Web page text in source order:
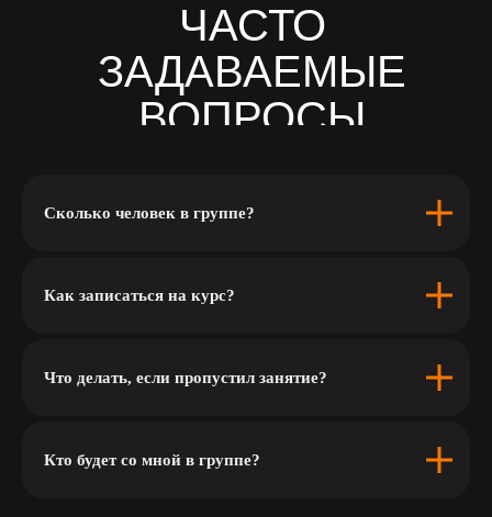
ЧАСТО
ЗАДАВАЕМЫЕ
ВОПРОСЫ
Сколько человек в группе?
Как записаться на курс?
Что делать, если пропустил занятие?
Кто будет со мной в группе?